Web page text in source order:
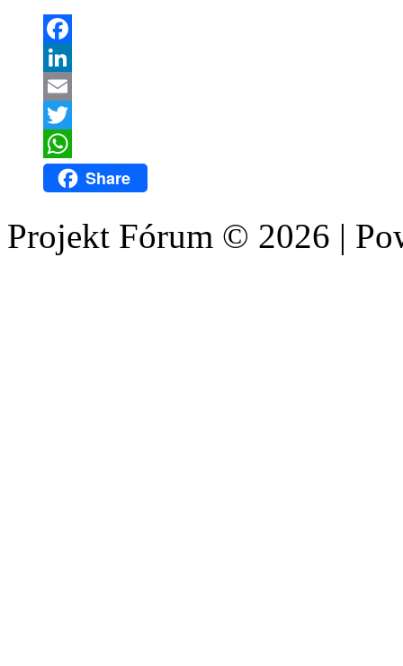
Facebook
LinkedIn
Email
Twitter
WhatsAppShare
Projekt Fórum © 2026 |